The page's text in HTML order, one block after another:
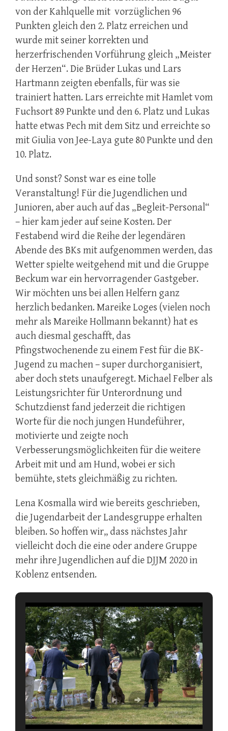
von der Kahlquelle mit vorzüglichen 96
Punkten gleich den 2. Platz erreichen und
wurde mit seiner korrekten und
herzerfrischenden Vorführung gleich „Meister
der Herzen“. Die Brüder Lukas und Lars
Hartmann zeigten ebenfalls, für was sie
trainiert hatten. Lars erreichte mit Hamlet vom
Fuchsort 89 Punkte und den 6. Platz und Lukas
hatte etwas Pech mit dem Sitz und erreichte so
mit Giulia von Jee-Laya gute 80 Punkte und den
10. Platz.
Und sonst? Sonst war es eine tolle
Veranstaltung! Für die Jugendlichen und
Junioren, aber auch auf das „Begleit-Personal“
– hier kam jeder auf seine Kosten. Der
Festabend wird die Reihe der legendären
Abende des BKs mit aufgenommen werden, das
Wetter spielte weitgehend mit und die Gruppe
Beckum war ein hervorragender Gastgeber.
Wir möchten uns bei allen Helfern ganz
herzlich bedanken. Mareike Loges (vielen noch
mehr als Mareike Hollmann bekannt) hat es
auch diesmal geschafft, das
Pfingstwochenende zu einem Fest für die BK-
Jugend zu machen – super durchorganisiert,
aber doch stets unaufgeregt. Michael Felber als
Leistungsrichter für Unterordnung und
Schutzdienst fand jederzeit die richtigen
Worte für die noch jungen Hundeführer,
motivierte und zeigte noch
Verbesserungsmöglichkeiten für die weitere
Arbeit mit und am Hund, wobei er sich
bemühte, stets gleichmäßig zu richten.
Lena Kosmalla wird wie bereits geschrieben,
die Jugendarbeit der Landesgruppe erhalten
bleiben. So hoffen wir,, dass nächstes Jahr
vielleicht doch die eine oder andere Gruppe
mehr ihre Jugendlichen auf die DJJM 2020 in
Koblenz entsenden.